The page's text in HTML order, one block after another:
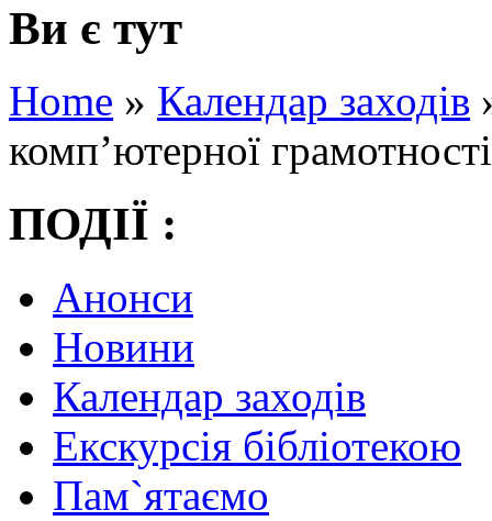
Ви є тут
Home » Календар заходів
комп’ютерної
ПОДІЇ :
Анонси
Новини
Календар заходів
Екскурсія бібліотекою
Пам`ятаємо